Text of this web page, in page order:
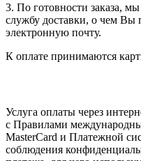
3. По готовности заказа,
службу доставки, о чем Вы
электронную почту.
К оплате принимаются
Услуга оплаты через
с Правилами
MasterCard и Платежной
соблюдения